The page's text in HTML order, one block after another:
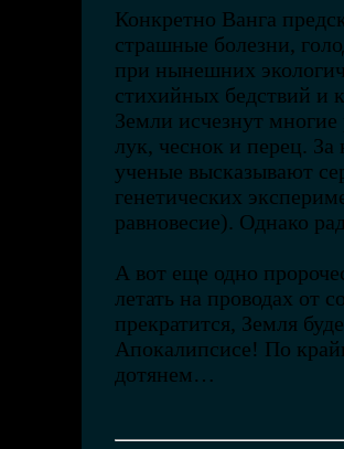
Конкретно Ванга
страшные болезни,
при нынешних
стихийных бедствий и
Земли исчезнут
лук, чеснок и перец.
ученые высказывают
генетических
равновесие). Однако
А вот еще одно
летать на проводах от
прекратится, Земля
Апокалипсисе! По
дотянем…